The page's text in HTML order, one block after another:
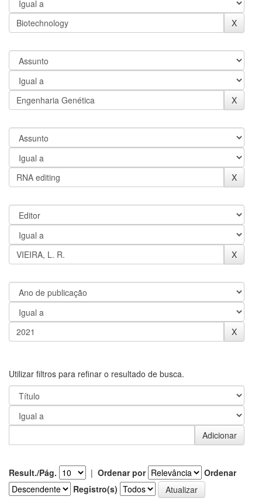
Utilizar filtros para refinar o resultado de busca.
Result./Pág. | Ordenar por
Ordenar
Registro(s)